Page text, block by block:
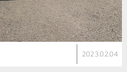
2023.02.04